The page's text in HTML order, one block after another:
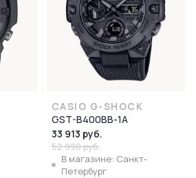
CASIO G-SHOCK
GST-B400BB-1A
33 913 руб.
52 990 руб.
В магазине: Санкт-
Петербург